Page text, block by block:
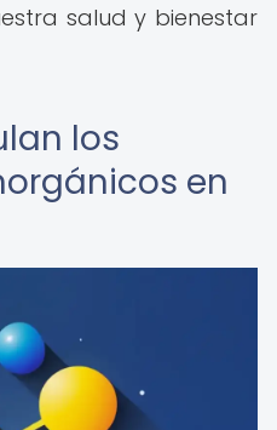
salud y bienestar
los
en